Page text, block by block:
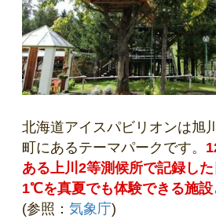
北海道アイスパビリオンは旭
町にあるテーマパークです。
ある上川2等測候所で記録し
1℃を真夏でも体験できる施設
(参照： 気象庁)